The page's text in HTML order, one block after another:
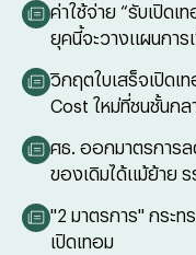
ค่าใช้จ่าย “รับเปิด
ยุคนี้จะวางแผนการ
วิกฤตใบเสร็จเปิดเ
Cost ใหม่ที่ชนชั้นก
ศธ. ออกมาตรการล
ของเดิมได้แม้ย้าย ร
"2 มาตรการ" กระ
เปิดเทอม